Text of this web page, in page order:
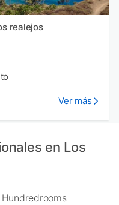
realejos
Ver más
en Los